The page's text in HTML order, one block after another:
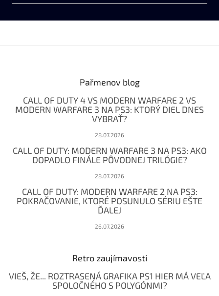
Pařmenov blog
CALL OF DUTY 4 VS MODERN WARFARE 2 VS
MODERN WARFARE 3 NA PS3: KTORÝ DIEL DNES
VYBRAŤ?
28.07.2026
CALL OF DUTY: MODERN WARFARE 3 NA PS3: AKO
DOPADLO FINÁLE PÔVODNEJ TRILÓGIE?
28.07.2026
CALL OF DUTY: MODERN WARFARE 2 NA PS3:
POKRAČOVANIE, KTORÉ POSUNULO SÉRIU EŠTE
ĎALEJ
26.07.2026
Retro zaujímavosti
VIEŠ, ŽE... ROZTRASENÁ GRAFIKA PS1 HIER MÁ VEĽA
SPOLOČNÉHO S POLYGÓNMI?